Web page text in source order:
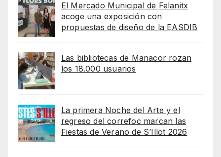
El Mercado Municipal de Felanitx
acoge una exposición con
propuestas de diseño de la EASDIB
Las bibliotecas de Manacor rozan
los 18.000 usuarios
La primera Noche del Arte y el
regreso del correfoc marcan las
Fiestas de Verano de S’Illot 2026